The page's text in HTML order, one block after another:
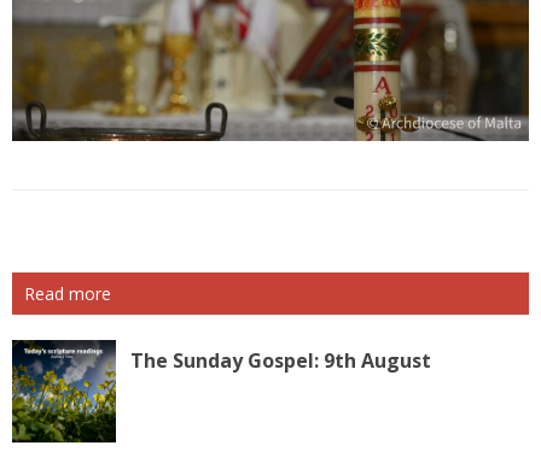
Read more
The Sunday Gospel: 9th August